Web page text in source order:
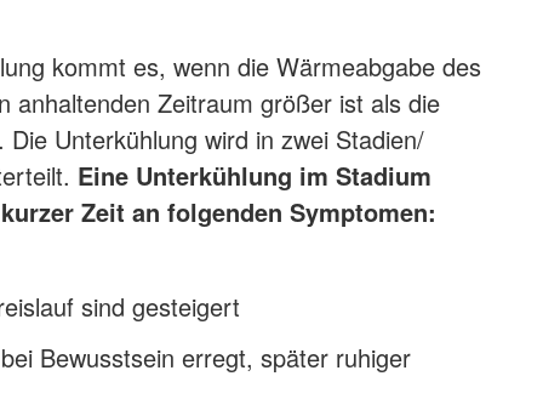
kommt es, wenn die Wärmeabgabe des
anhaltenden Zeitraum größer ist als die
Unterkühlung wird in zwei Stadien/
Eine Unterkühlung im Stadium
Zeit an folgenden Symptomen:
sind gesteigert
Bewusstsein erregt, später ruhiger